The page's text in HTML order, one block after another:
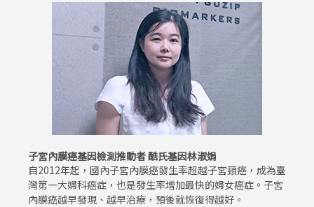
子宮內膜癌基因檢測推動者 酷氏基因林淑娟
自2012年起，國內子宮內膜癌發生率超越子宮頸癌，成為臺
灣第一大婦科癌症，也是發生率增加最快的婦女癌症。子宮
內膜癌越早發現、越早治療，預後就恢復得越好。